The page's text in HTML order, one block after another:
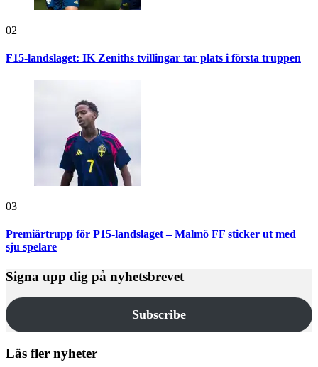
02
F15-landslaget: IK Zeniths tvillingar tar plats i första truppen
03
Premiärtrupp för P15-landslaget – Malmö FF sticker ut med
sju spelare
Signa upp dig på nyhetsbrevet
Subscribe
Läs fler nyheter